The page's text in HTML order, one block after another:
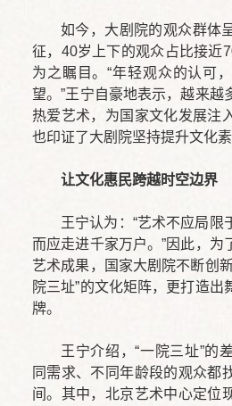
如今，大剧院的观众群体
征，40岁上下的观众占比接近
为之瞩目。“年轻观众的认可
望。”王宁自豪地表示，越来越
热爱艺术，为国家文化发展注
也印证了大剧院坚持提升文化
让文化惠民跨越时空边界
王宁认为：“艺术不应局限
而应走进千家万户。”因此，为
艺术成果，国家大剧院不断创
院三址”的文化矩阵，更打造出
牌。
王宁介绍，“一院三址”的
同需求、不同年龄段的观众都
间。其中，北京艺术中心定位